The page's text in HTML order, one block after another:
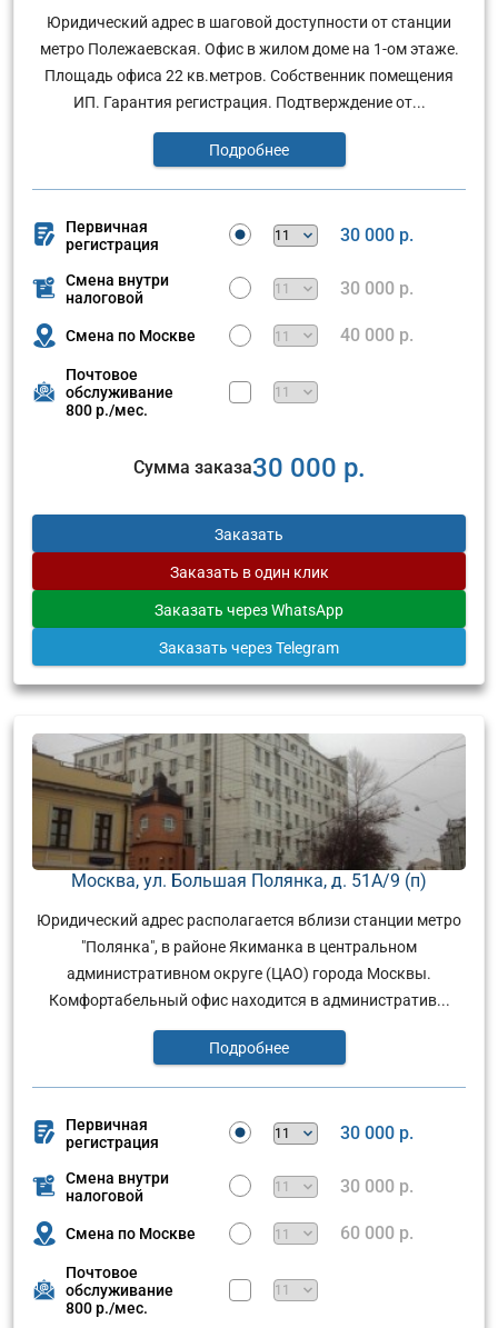
Юридический адрес в шаговой доступности от станции
метро Полежаевская. Офис в жилом доме на 1-ом этаже.
Площадь офиса 22 кв.метров. Собственник помещения
ИП. Гарантия регистрация. Подтверждение от...
Подробнее
Первичная
регистрация
30 000 р.
Смена внутри
налоговой
30 000 р.
Смена по Москве 40 000 р.
Почтовое
обслуживание
800 р./мес.
Сумма заказа30 000 р.
Заказать
Заказать в один клик
Заказать через WhatsApp
Заказать через Telegram
Москва, ул. Большая Полянка, д. 51А/9 (п)
Юридический адрес располагается вблизи станции метро
"Полянка", в районе Якиманка в центральном
административном округе (ЦАО) города Москвы.
Комфортабельный офис находится в административ...
Подробнее
Первичная
регистрация
30 000 р.
Смена внутри
налоговой
30 000 р.
Смена по Москве 60 000 р.
Почтовое
обслуживание
800 р./мес.